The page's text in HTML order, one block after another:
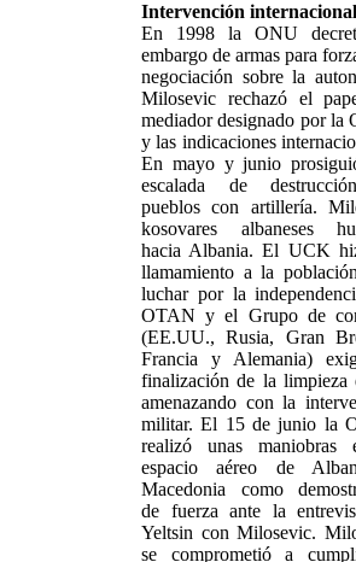
Intervención
En 1998 la ONU
embargo de armas para
negociación sobre la
Milosevic rechazó el
mediador designado por la
y las indicaciones
En mayo y junio
escalada de
pueblos con artillería.
kosovares albaneses
hacia Albania. El UCK
llamamiento a la
luchar por la
OTAN y el Grupo de
(EE.UU., Rusia, Gran
Francia y Alemania)
finalización de la limpieza
amenazando con la
militar. El 15 de junio la
realizó unas maniobras
espacio aéreo de
Macedonia como
de fuerza ante la
Yeltsin con Milosevic.
se comprometió a